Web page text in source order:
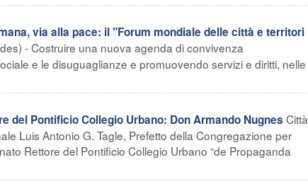
via alla pace: il "Forum mondiale delle città e territori
- Costruire una nuova agenda di convivenza
e le disuguaglianze e promuovendo servizi e diritti, nelle
del Pontificio Collegio Urbano: Don Armando Nugnes Città
Luis Antonio G. Tagle, Prefetto della Congregazione per
Rettore del Pontificio Collegio Urbano “de Propaganda